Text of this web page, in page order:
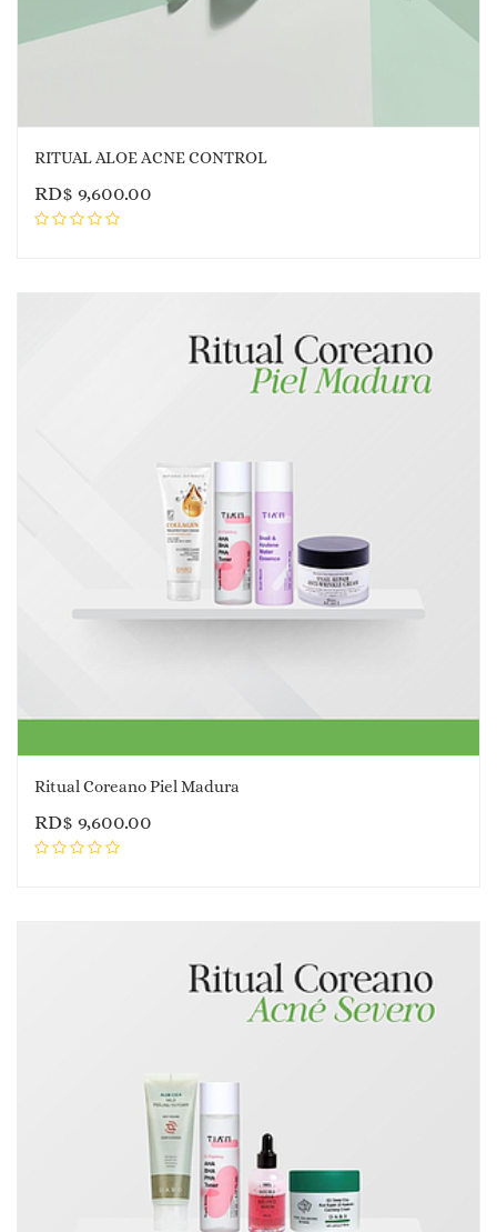
RITUAL ALOE ACNE CONTROL
RD$ 9,600.00
Ritual Coreano Piel Madura
RD$ 9,600.00